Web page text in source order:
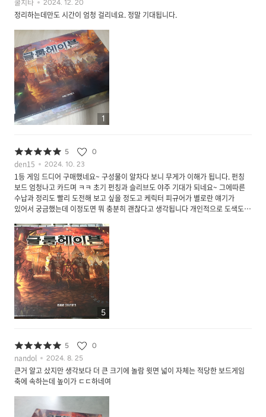
쿨치타 2024. 12. 20
정리하는데만도 시간이 엄청 걸리네요. 정말 기대됩니다.
1
5 0
den15 2024. 10. 23
1등 게임 드디어 구매했네요~ 구성물이 알차다 보니 무게가 이해가 됩니다. 펀칭
보드 엄청나고 카드며 ㅋㅋ 초기 펀칭과 슬리브도 야주 기대가 되네요~ 그에따른
수납과 정리도 빨리 도전해 보고 싶을 정도고 케릭터 피규어가 별로란 얘기가
있어서 궁금했는데 이정도면 뭐 충분히 괜찮다고 생각됩니다 개인적으로 도색도
없다는게 조금 아쉬웠으나 펀칭보드에 인쇄된 몹 일러스트를 보니 궂이 피규어
아니여도 이정도면 괜찮더라고요~ 충분히 몰입될 정도의 퀄리티입니다~ 룰은
아직 1도 몰라서 언제 숙지할까 걱정은 되지만 워낙 유명한 게임이고 어플도 있고
다양한 자료들이 있다보니 참고하다보면 어느 덧 플레이하고 있는 내 모습이 ㅎㅎ;
배송도 빠르고 안전 포장되어 왔습니다
5
5 0
nandol 2024. 8. 25
큰거 알고 샀지만 생각보다 더 큰 크기에 놀람 윗면 넓이 자체는 적당한 보드게임
축에 속하는데 높이가 ㄷㄷ하네여